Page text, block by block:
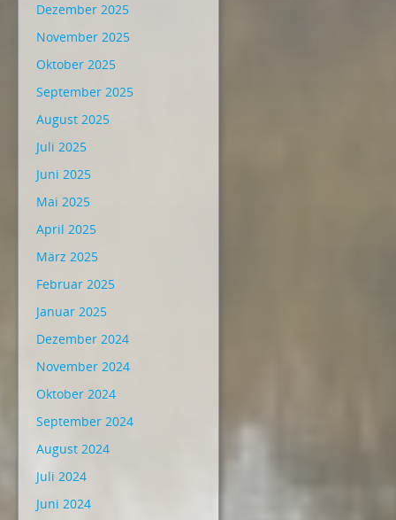
Dezember 2025
November 2025
Oktober 2025
September 2025
August 2025
Juli 2025
Juni 2025
Mai 2025
April 2025
März 2025
Februar 2025
Januar 2025
Dezember 2024
November 2024
Oktober 2024
September 2024
August 2024
Juli 2024
Juni 2024